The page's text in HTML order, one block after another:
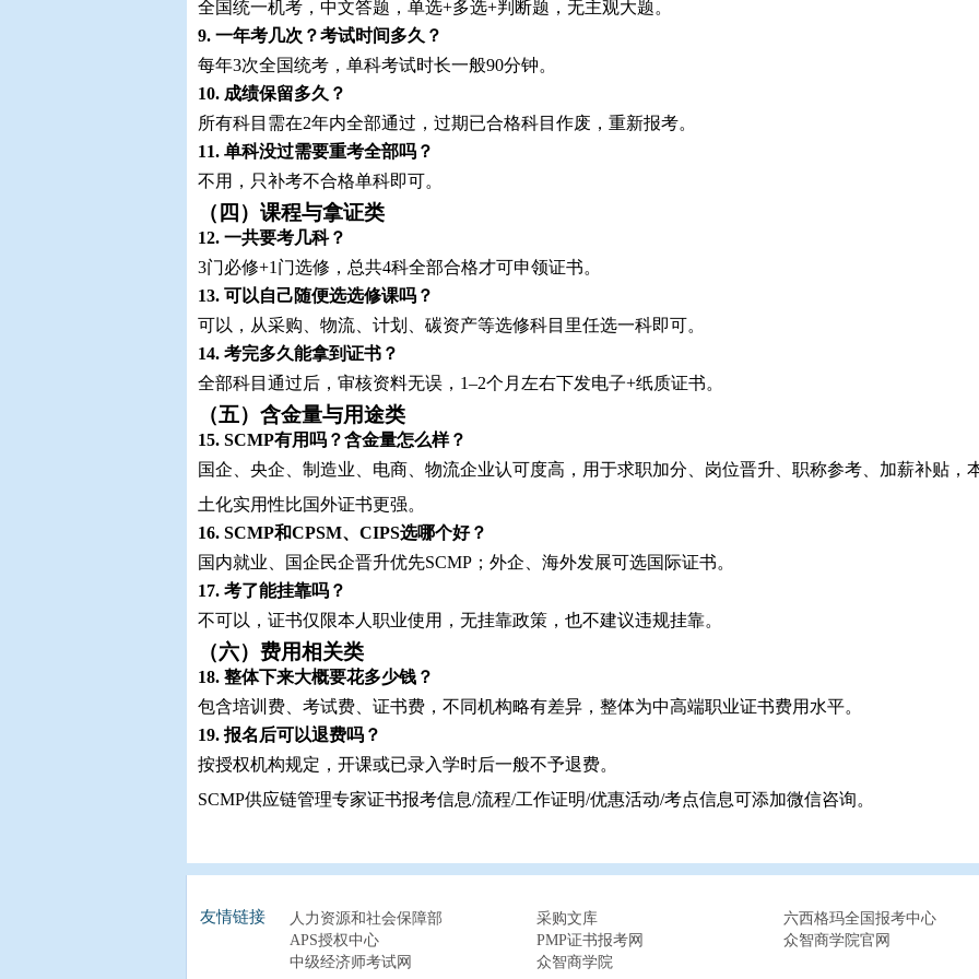
全国统一机考，中文答题，单选+多选+判断题，无主观大题。
9. 一年考几次？考试时间多久？
每年3次全国统考，单科考试时长一般90分钟。
10. 成绩保留多久？
所有科目需在2年内全部通过，过期已合格科目作废，重新报考。
11. 单科没过需要重考全部吗？
不用，只补考不合格单科即可。
（四）课程与拿证类
12. 一共要考几科？
3门必修+1门选修，总共4科全部合格才可申领证书。
13. 可以自己随便选选修课吗？
可以，从采购、物流、计划、碳资产等选修科目里任选一科即可。
14. 考完多久能拿到证书？
全部科目通过后，审核资料无误，1–2个月左右下发电子+纸质证书。
（五）含金量与用途类
15. SCMP有用吗？含金量怎么样？
国企、央企、制造业、电商、物流企业认可度高，用于求职加分、岗位晋升、职称参考、加薪补贴，
土化实用性比国外证书更强。
16. SCMP和CPSM、CIPS选哪个好？
国内就业、国企民企晋升优先SCMP；外企、海外发展可选国际证书。
17. 考了能挂靠吗？
不可以，证书仅限本人职业使用，无挂靠政策，也不建议违规挂靠。
（六）费用相关类
18. 整体下来大概要花多少钱？
包含培训费、考试费、证书费，不同机构略有差异，整体为中高端职业证书费用水平。
19. 报名后可以退费吗？
按授权机构规定，开课或已录入学时后一般不予退费。
SCMP供应链管理专家证书报考信息/流程/工作证明/优惠活动/考点信息可添加微信咨询。
友情链接 人力资源和社会保障部 采购文库
六西格玛全国报考中心
APS授权中心
PMP证书报考网
众智商学院官网
中级经济师考试网
众智商学院